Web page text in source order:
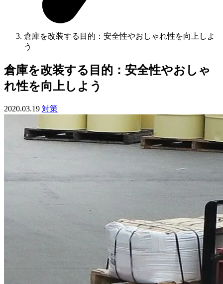
倉庫を改装する目的：安全性やおしゃれ性を向上しよ
う
倉庫を改装する目的：安全性やおしゃ
れ性を向上しよう
2020.03.19 対策